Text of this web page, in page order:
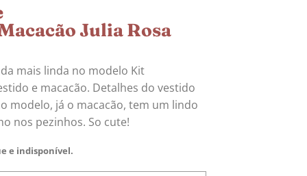
Julia Rosa
mais linda no modelo Kit
e macacão. Detalhes do vestido
modelo, já o macacão, tem um lindo
nos pezinhos. So cute!
e indisponível.